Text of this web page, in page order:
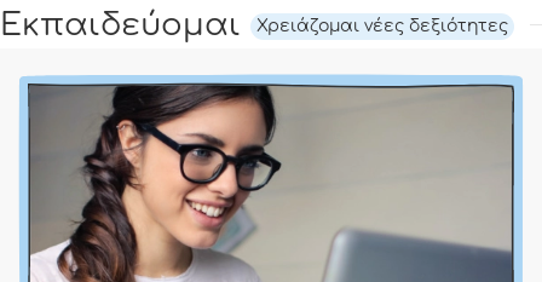
Εκπαιδεύομαι Χρειάζομαι νέες δεξιότητες